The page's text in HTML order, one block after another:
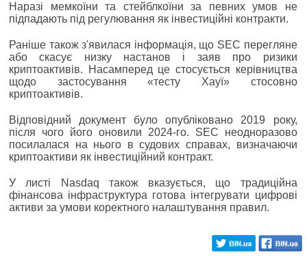
Наразі мемкоїни та стейблкоїни за певних умов не
підпадають під регулювання як інвестиційні контракти.
Раніше також з'явилася інформація, що SEC перегляне
або скасує низку настанов і заяв про ризики
криптоактивів. Насамперед це стосується керівництва
щодо застосування «тесту Хауї» стосовно
криптоактивів.
Відповідний документ було опубліковано 2019 року,
після чого його оновили 2024-го. SEC неодноразово
посилалася на нього в судових справах, визначаючи
криптоактиви як інвестиційний контракт.
У листі Nasdaq також вказується, що традиційна
фінансова інфраструктура готова інтегрувати цифрові
активи за умови коректного налаштування правил.